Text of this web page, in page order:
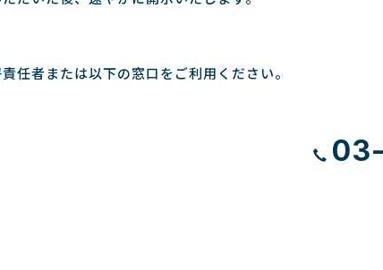
任者または以下の窓口をご利用ください。